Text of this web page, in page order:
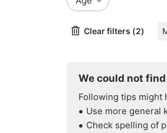
Clear filters (2)
We could not
Following tips might
Use more general
Check spelling of